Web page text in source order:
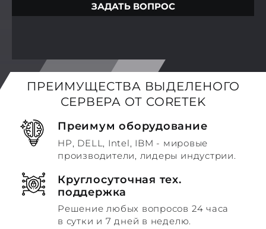
ЗАДАТЬ ВОПРОС
ПРЕИМУЩЕСТВА ВЫДЕЛЕНОГО
СЕРВЕРА ОТ CORETEK
Преимум оборудование
HP, DELL, Intel, IBM - мировые
производители, лидеры индустрии.
Круглосуточная тех.
поддержка
Решение любых вопросов 24 часа
в сутки и 7 дней в неделю.